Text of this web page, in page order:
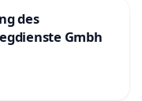
des
Gmbh